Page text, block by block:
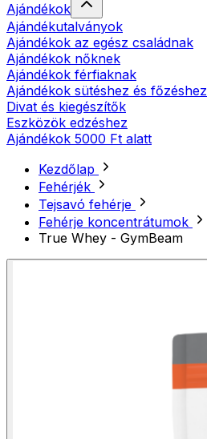
Ajándékok
Ajándékutalványok
Ajándékok az egész családnak
Ajándékok nőknek
Ajándékok férfiaknak
Ajándékok sütéshez és főzéshez
Divat és kiegészítők
Eszközök edzéshez
Ajándékok 5000 Ft alatt
Kezdőlap
Fehérjék
Tejsavó fehérje
Fehérje koncentrátumok
True Whey - GymBeam